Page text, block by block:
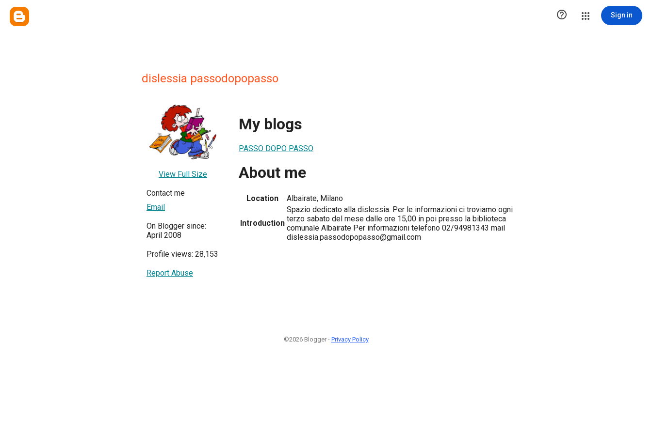
 Sign in
dislessia passodopopasso
View Full Size
Contact me
Email
On Blogger since:
April 2008
Profile views: 28,153
Report Abuse
My blogs
PASSO DOPO PASSO
About me
Location Albairate, Milano
Introduction
Spazio dedicato alla dislessia. Per le informazioni ci troviamo ogni
terzo sabato del mese dalle ore 15,00 in poi presso la biblioteca
comunale Albairate Per informazioni telefono 02/94981343 mail
dislessia.passodopopasso@gmail.com
©2026 Blogger - Privacy Policy